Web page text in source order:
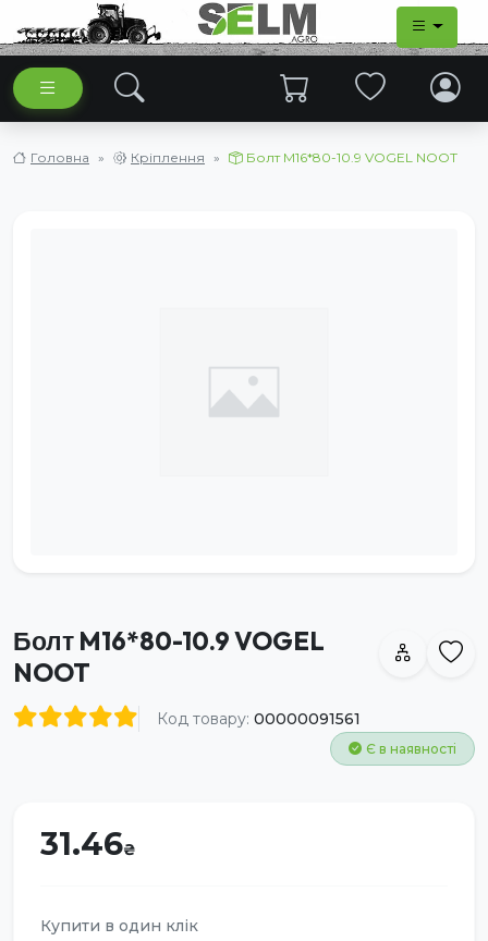
Головна Кріплення Болт M16*80-10.9 VOGEL NOOT
Болт M16*80-10.9 VOGEL
NOOT
Код товару: 00000091561
Є в наявності
31.46
Купити в один клік